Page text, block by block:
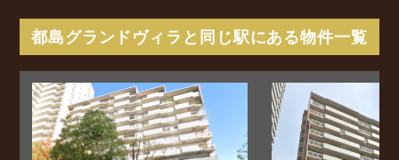
都島グランドヴィラと同じ駅にある物件一覧